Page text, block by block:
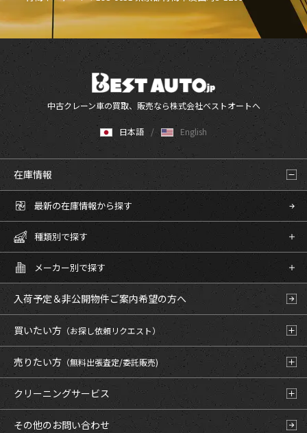
中古クレーン車の買取、販売なら株式会社ベストオートへ
日本語 English
在庫情報
最新の在庫情報から探す
種類別で探す
メーカー別で探す
入荷予定＆非公開物件ご案内希望の方へ
買いたい方 （お探し依頼リクエスト）
売りたい方（無料出張査定/委託販売)
クリーニングサービス
その他のお問い合わせ